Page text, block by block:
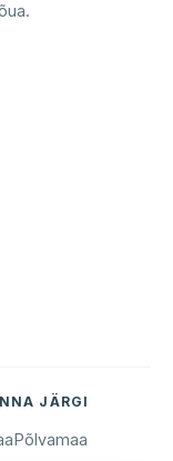
JÄRGI
Põlvamaa